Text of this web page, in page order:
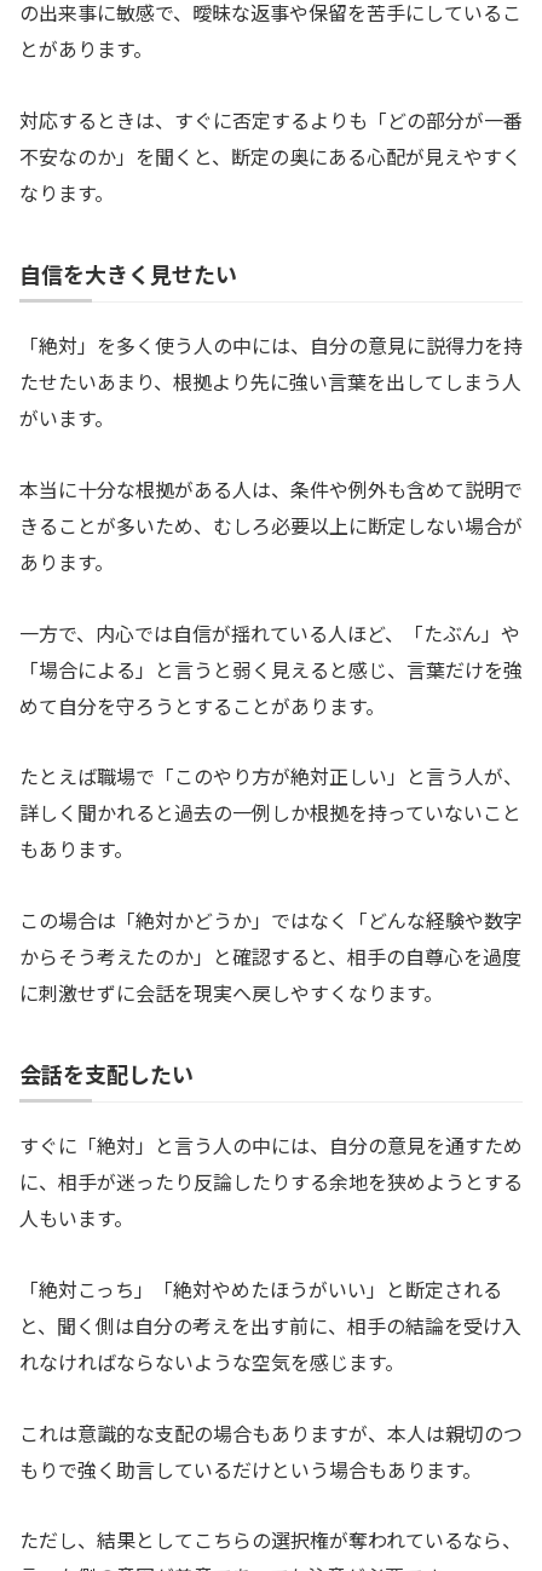
の出来事に敏感で、曖昧な返事や保留を苦手にしているこ
とがあります。
対応するときは、すぐに否定するよりも「どの部分が一番
不安なのか」を聞くと、断定の奥にある心配が見えやすく
なります。
自信を大きく見せたい
「絶対」を多く使う人の中には、自分の意見に説得力を持
たせたいあまり、根拠より先に強い言葉を出してしまう人
がいます。
本当に十分な根拠がある人は、条件や例外も含めて説明で
きることが多いため、むしろ必要以上に断定しない場合が
あります。
一方で、内心では自信が揺れている人ほど、「たぶん」や
「場合による」と言うと弱く見えると感じ、言葉だけを強
めて自分を守ろうとすることがあります。
たとえば職場で「このやり方が絶対正しい」と言う人が、
詳しく聞かれると過去の一例しか根拠を持っていないこと
もあります。
この場合は「絶対かどうか」ではなく「どんな経験や数字
からそう考えたのか」と確認すると、相手の自尊心を過度
に刺激せずに会話を現実へ戻しやすくなります。
会話を支配したい
すぐに「絶対」と言う人の中には、自分の意見を通すため
に、相手が迷ったり反論したりする余地を狭めようとする
人もいます。
「絶対こっち」「絶対やめたほうがいい」と断定される
と、聞く側は自分の考えを出す前に、相手の結論を受け入
れなければならないような空気を感じます。
これは意識的な支配の場合もありますが、本人は親切のつ
もりで強く助言しているだけという場合もあります。
ただし、結果としてこちらの選択権が奪われているなら、